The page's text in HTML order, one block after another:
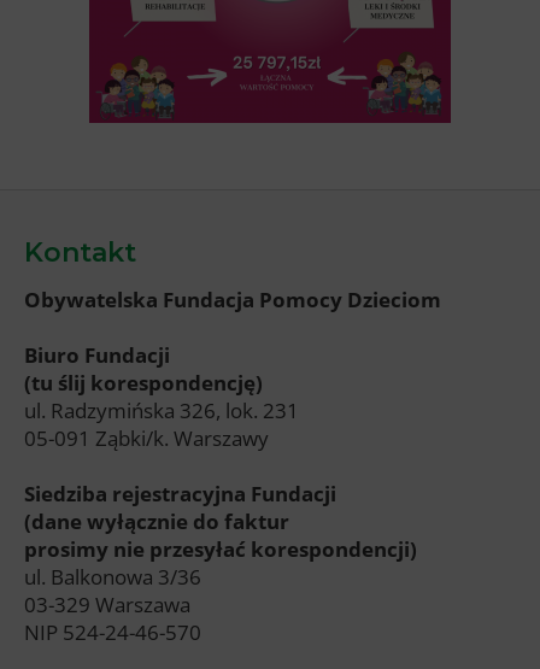
Kontakt
Obywatelska Fundacja Pomocy Dzieciom
Biuro Fundacji
(tu ślij korespondencję)
ul. Radzymińska 326, lok. 231
05-091 Ząbki/k. Warszawy
Siedziba rejestracyjna Fundacji
(dane wyłącznie do faktur
prosimy nie przesyłać korespondencji)
ul. Balkonowa 3/36
03-329 Warszawa
NIP 524-24-46-570